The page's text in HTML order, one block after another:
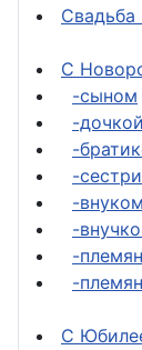
Свадьба
С
-сыном
-дочкой
-
-
-внуком
-
-
-
С